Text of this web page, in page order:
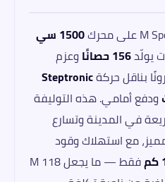
1500 سي
يولّد156 حصانًا
وعزم
بناقل حركةSteptronic
ودفع أمامي. هذه التوليفة
في المدينة وتسارع
مع استهلاك وقود
فقط — ما يجعل 118 M